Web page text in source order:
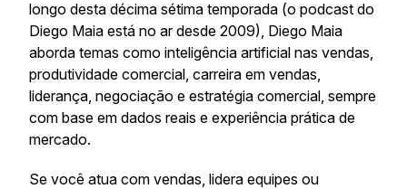
longo desta décima sétima temporada (o podcast do
Diego Maia está no ar desde 2009), Diego Maia
aborda temas como inteligência artificial nas vendas,
produtividade comercial, carreira em vendas,
liderança, negociação e estratégia comercial, sempre
com base em dados reais e experiência prática de
mercado.
Se você atua com vendas, lidera equipes ou